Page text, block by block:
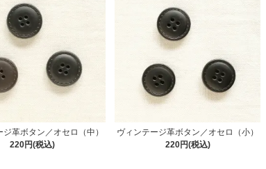
ジ革ボタン／オセロ（中）
220円(税込)
ヴィンテージ革ボタン／オセロ（小）
220円(税込)